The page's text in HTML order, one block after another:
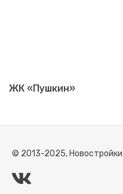
ЖК «Пушкин»
© 2013-2025,